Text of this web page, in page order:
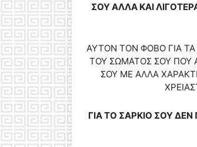
ΣΟΥ ΑΛΛΑ ΚΑΙ
ΑΥΤΟΝ ΤΟΝ ΦΟΒΟ ΓΙΑ ΤΑ
ΤΟΥ ΣΩΜΑΤΟΣ ΣΟΥ ΠΟΥ
ΣΟΥ ΜΕ ΑΛΛΑ
ΓΙΑ ΤΟ ΣΑΡΚΙΟ ΣΟΥ